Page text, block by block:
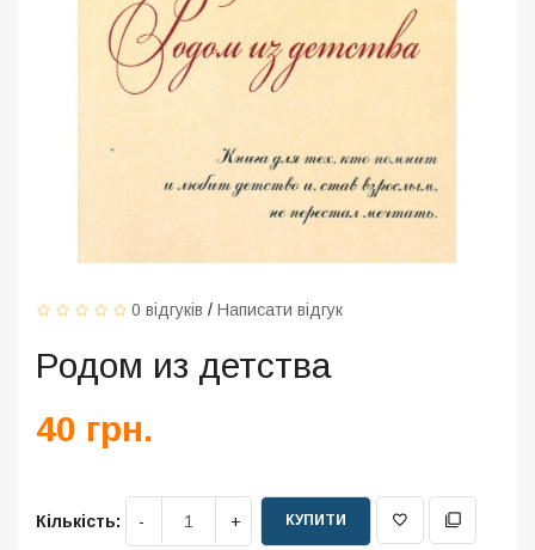
0 відгуків / Написати відгук
Родом из детства
40 грн.
Кількість: КУПИТИ